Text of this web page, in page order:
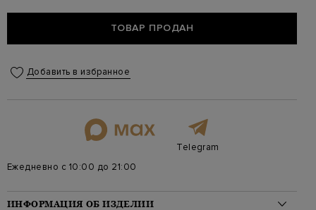
ТОВАР ПРОДАН
Добавить в избранное
Telegram
Ежедневно с 10:00 до 21:00
ИНФОРМАЦИЯ ОБ ИЗДЕЛИИ